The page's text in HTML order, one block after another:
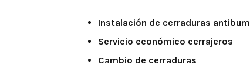
Instalación de cerraduras
Servicio económico cerrajeros
Cambio de cerraduras